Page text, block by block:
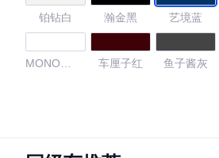
铂钻白 瀚金黑 艺境蓝
MONO
车厘子红 鱼子酱灰